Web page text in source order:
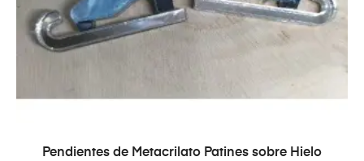
SELECCIONAR OPCIONES
Pendientes de Metacrilato Patines sobre Hielo